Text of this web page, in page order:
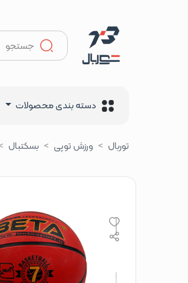
دسته بندی محصولات
توربال ورزش توپی بسکتبال